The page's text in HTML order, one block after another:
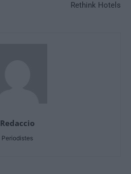
Rethink Hotels
Redaccio
Periodistes